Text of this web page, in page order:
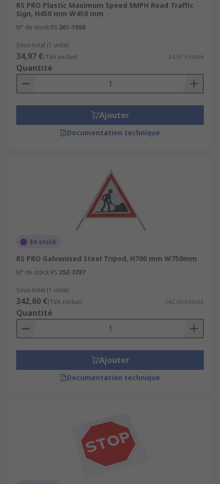
RS PRO Plastic Maximum Speed 5MPH Road Traffic
Sign, H450 mm W450 mm
N° de stock RS 261-1056
Sous-total (1 unité)
34,97 €(TVA exclue) 34,97 €/unité
Quantité
Ajouter
Documentation technique
En stock
RS PRO Galvanised Steel Tripod, H700 mm W750mm
N° de stock RS 252-3787
Sous-total (1 unité)
342,60 €(TVA exclue) 342,60 €/unité
Quantité
Ajouter
Documentation technique